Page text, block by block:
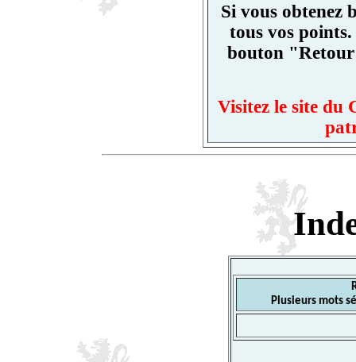
Si vous obtenez
tous vos
bouton
Visitez le site du
Plusieurs mots